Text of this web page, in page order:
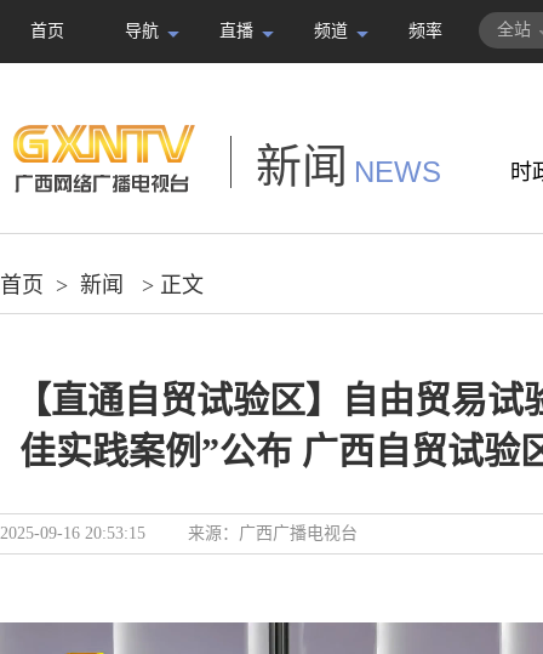
首页 导航 直播 频道 频率 全站
新闻 NEWS 时
首页 > 新闻 > 正文
【直通自贸试验区】自由贸易试
佳实践案例”公布 广西自贸试验
2025-09-16 20:53:15 来源： 广西广播电视台